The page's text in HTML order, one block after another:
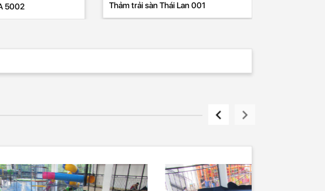
5002 Thảm trải sàn Thái Lan 001